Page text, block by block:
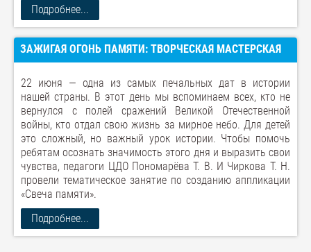
Подробнее...
ЗАЖИГАЯ ОГОНЬ ПАМЯТИ: ТВОРЧЕСКАЯ МАСТЕРСКАЯ
22 июня — одна из самых печальных дат в истории
нашей страны. В этот день мы вспоминаем всех, кто не
вернулся с полей сражений Великой Отечественной
войны, кто отдал свою жизнь за мирное небо. Для детей
это сложный, но важный урок истории. Чтобы помочь
ребятам осознать значимость этого дня и выразить свои
чувства, педагоги ЦДО Пономарёва Т. В. И Чиркова Т. Н.
провели тематическое занятие по созданию аппликации
«Свеча памяти».
Подробнее...